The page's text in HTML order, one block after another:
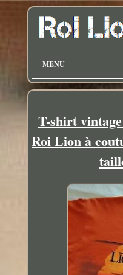
MENU
T-shirt
Roi Lion à